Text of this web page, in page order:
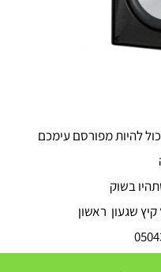
להיות מפורסם עימכם
בשוק
שגעון ראשון